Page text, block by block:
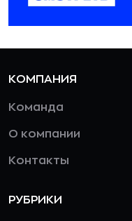
КОМПАНИЯ
Команда
О компании
Контакты
РУБРИКИ